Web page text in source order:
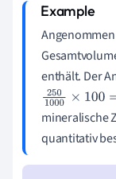
enthält. Der
2501000 ×100 =
mineralische
quantitativ